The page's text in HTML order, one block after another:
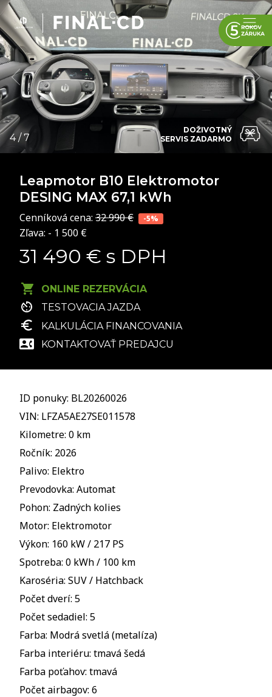
Leapmotor B10 Elektromotor
DESING MAX 67,1 kWh
Cenníková cena: 32 990 € -5%
Zľava: - 1 500 €
31 490 € s DPH
ONLINE REZERVÁCIA
TESTOVACIA JAZDA
KALKULÁCIA FINANCOVANIA
KONTAKTOVAŤ PREDAJCU
DOŽIVOTNÝ
SERVIS ZADARMO
ID ponuky: BL20260026
VIN: LFZA5AE27SE011578
Kilometre: 0 km
Ročník: 2026
Palivo: Elektro
Prevodovka: Automat
Pohon: Zadných kolies
Motor: Elektromotor
Výkon: 160 kW / 217 PS
Spotreba: 0 kWh / 100 km
Karoséria: SUV / Hatchback
Počet dverí: 5
Počet sedadiel: 5
Farba: Modrá svetlá (metalíza)
Farba interiéru: tmavá šedá
Farba poťahov: tmavá
Počet airbagov: 6